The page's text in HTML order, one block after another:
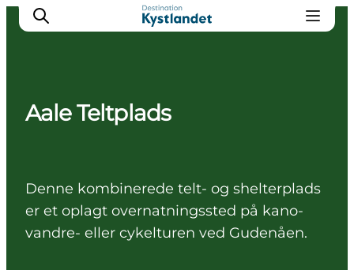
Oplevelser
Overnatning
Køb billet
Aale Teltplads
Denne kombinerede telt- og shelterplads
er et oplagt overnatningssted på kano-
vandre- eller cykelturen ved Gudenåen.